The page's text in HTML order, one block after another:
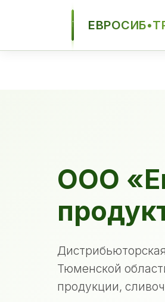
ЕСТ
ООО
Тюменской
продукции,